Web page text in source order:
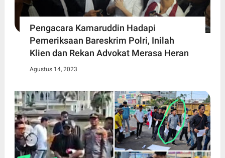
Pengacara Kamaruddin Hadapi
Pemeriksaan Bareskrim Polri, Inilah
Klien dan Rekan Advokat Merasa Heran
Agustus 14, 2023